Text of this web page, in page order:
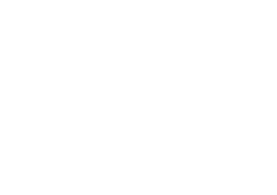
优化了访问速度和文件传输速度。